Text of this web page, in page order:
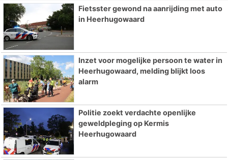
Fietsster gewond na aanrijding met auto
in Heerhugowaard
Inzet voor mogelijke persoon te water in
Heerhugowaard, melding blijkt loos
alarm
Politie zoekt verdachte openlijke
geweldpleging op Kermis
Heerhugowaard